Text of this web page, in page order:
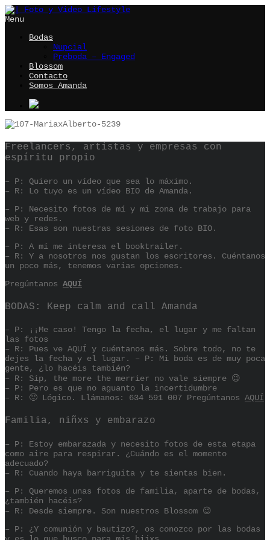
Menu
Bodas
Nupcial
Preboda – Engaged
Blossom
Contacto
Somos Amanda
Freelancers, artistas y empresas con
espíritu propio
– P: Quiero un vídeo que sea lo máximo.
– R: Lo tuyo es un vídeo BIO de Amanda.
– P: Necesito fotos de mí y mi zona de trabajo para
web y redes.
– R: Esas son nuestras sesiones de foto BIO.
– P: A mí me interesa el booktrailer.
– R: Y a nosotros nos gustan los escritores. Cuéntanos
un poco más, tenemos varias opciones.
Pregúntanos AQUÍ
BODAS: Keep calm and call Amanda
– P: ¡¡Me caso! Tengo la fecha, el lugar y me faltan
las fotos
– R: Pues ve AQUÍ y cuéntanos más. Sobre todo, no te
dejes la fecha y el lugar. – P: Mi boda es de muy poca
gente, ¿lo hacéis también?
– R: Sip, the more the merrier no vale siempre 😉
– P: Pero es que no aguanto la incertidumbre
– R: 🙂 Lógico. Llámanos: 634 591 007 Pregúntanos AQUÍ
Familia, niñxs y embarazo
– P: Estoy embarazada y necesito fotos de esta etapa
como aire para respirar. ¿Cuándo es el momento
adecuado?
– R: Cuando haya barriguita y te sientas bien.
– P: Queremos unas fotos de familia, aparte de bodas,
¿también hacéis?
– R: Desde siempre. Son nuestros Blossom 😉
– P: ¿Y comunión y bautizo?, os conozco por las bodas